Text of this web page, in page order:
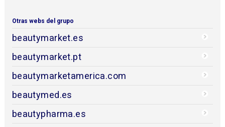
Otras webs del grupo
beautymarket.es
beautymarket.pt
beautymarketamerica.com
beautymed.es
beautypharma.es